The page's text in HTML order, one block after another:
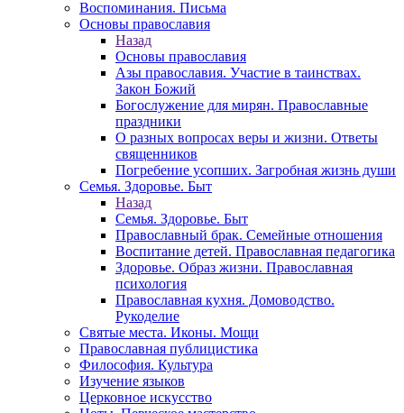
Воспоминания. Письма
Основы православия
Назад
Основы православия
Азы православия. Участие в таинствах.
Закон Божий
Богослужение для мирян. Православные
праздники
О разных вопросах веры и жизни. Ответы
священников
Погребение усопших. Загробная жизнь души
Семья. Здоровье. Быт
Назад
Семья. Здоровье. Быт
Православный брак. Семейные отношения
Воспитание детей. Православная педагогика
Здоровье. Образ жизни. Православная
психология
Православная кухня. Домоводство.
Рукоделие
Святые места. Иконы. Мощи
Православная публицистика
Философия. Культура
Изучение языков
Церковное искусство